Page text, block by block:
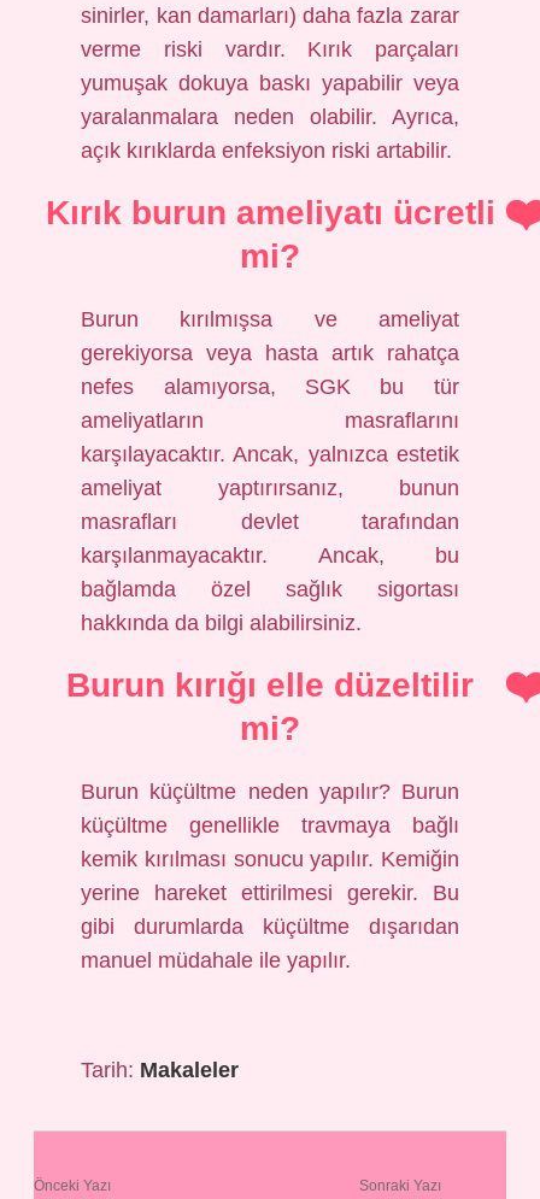
sinirler, kan damarları) daha fazla zarar
verme riski vardır. Kırık parçaları
yumuşak dokuya baskı yapabilir veya
yaralanmalara neden olabilir. Ayrıca,
açık kırıklarda enfeksiyon riski artabilir.
Kırık burun ameliyatı ücretli
mi?
Burun kırılmışsa ve ameliyat
gerekiyorsa veya hasta artık rahatça
nefes alamıyorsa, SGK bu tür
ameliyatların masraflarını
karşılayacaktır. Ancak, yalnızca estetik
ameliyat yaptırırsanız, bunun
masrafları devlet tarafından
karşılanmayacaktır. Ancak, bu
bağlamda özel sağlık sigortası
hakkında da bilgi alabilirsiniz.
Burun kırığı elle düzeltilir
mi?
Burun küçültme neden yapılır? Burun
küçültme genellikle travmaya bağlı
kemik kırılması sonucu yapılır. Kemiğin
yerine hareket ettirilmesi gerekir. Bu
gibi durumlarda küçültme dışarıdan
manuel müdahale ile yapılır.
Tarih: Makaleler
Önceki Yazı Sonraki Yazı